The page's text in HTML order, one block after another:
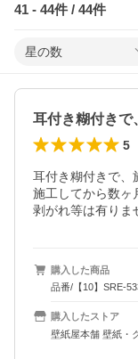
41 - 44件 / 44件
星の数
5
耳付き糊付きで、
施工してから数ヶ
剥がれ等は有りま
購入した商品
品番/【10】SRE-
購入したストア
壁紙屋本舗 壁紙・